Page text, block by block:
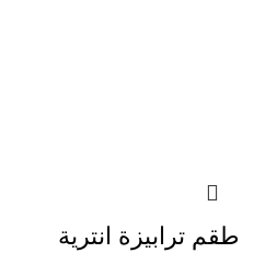
طقم ترابيزة انترية